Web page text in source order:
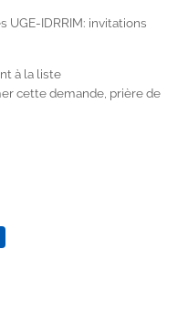
UGE-IDRRIM: invitations
à la liste
cette demande, prière de